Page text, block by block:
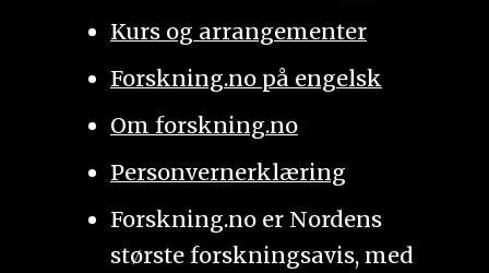
Kurs og arrangementer
Forskning.no på engelsk
Om forskning.no
Personvernerklæring
Forskning.no er Nordens
største forskningsavis, med